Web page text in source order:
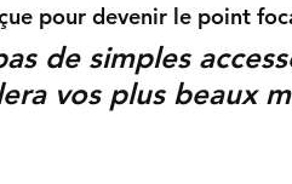
pour devenir le point
de simples
vos plus beaux